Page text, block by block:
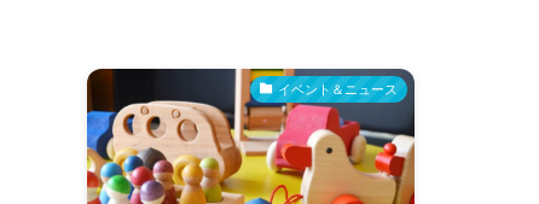
イベント＆ニュース